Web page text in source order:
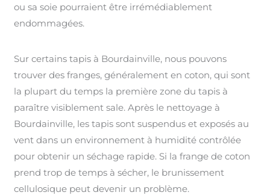
ou sa soie pourraient être irrémédiablement
endommagées.
Sur certains tapis à Bourdainville, nous pouvons
trouver des franges, généralement en coton, qui sont
la plupart du temps la première zone du tapis à
paraître visiblement sale. Après le nettoyage à
Bourdainville, les tapis sont suspendus et exposés au
vent dans un environnement à humidité contrôlée
pour obtenir un séchage rapide. Si la frange de coton
prend trop de temps à sécher, le brunissement
cellulosique peut devenir un problème.